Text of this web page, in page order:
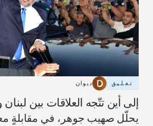
تعليق ديوان
إلى أين تتّجه العلاقات بين
يحلّل صهيب جوهر، في مقابلةٍ